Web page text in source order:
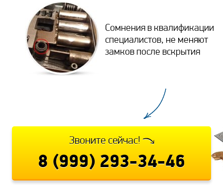
Сомнения в квалификации
специалистов, не меняют
замков после вскрытия
Звоните сейчас!
8 (999) 293-34-46